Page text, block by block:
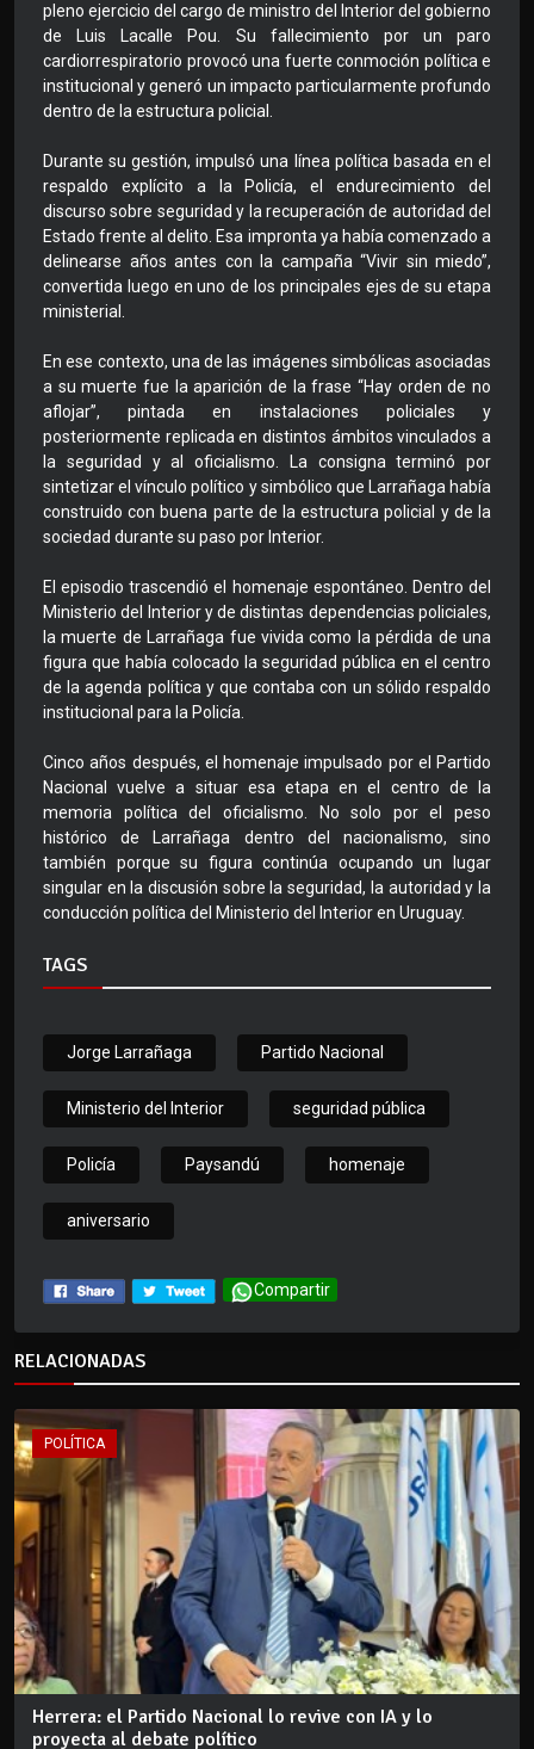
pleno ejercicio del cargo de ministro del Interior del gobierno
de Luis Lacalle Pou. Su fallecimiento por un paro
cardiorrespiratorio provocó una fuerte conmoción política e
institucional y generó un impacto particularmente profundo
dentro de la estructura policial.
Durante su gestión, impulsó una línea política basada en el
respaldo explícito a la Policía, el endurecimiento del
discurso sobre seguridad y la recuperación de autoridad del
Estado frente al delito. Esa impronta ya había comenzado a
delinearse años antes con la campaña “Vivir sin miedo”,
convertida luego en uno de los principales ejes de su etapa
ministerial.
En ese contexto, una de las imágenes simbólicas asociadas
a su muerte fue la aparición de la frase “Hay orden de no
aflojar”, pintada en instalaciones policiales y
posteriormente replicada en distintos ámbitos vinculados a
la seguridad y al oficialismo. La consigna terminó por
sintetizar el vínculo político y simbólico que Larrañaga había
construido con buena parte de la estructura policial y de la
sociedad durante su paso por Interior.
El episodio trascendió el homenaje espontáneo. Dentro del
Ministerio del Interior y de distintas dependencias policiales,
la muerte de Larrañaga fue vivida como la pérdida de una
figura que había colocado la seguridad pública en el centro
de la agenda política y que contaba con un sólido respaldo
institucional para la Policía.
Cinco años después, el homenaje impulsado por el Partido
Nacional vuelve a situar esa etapa en el centro de la
memoria política del oficialismo. No solo por el peso
histórico de Larrañaga dentro del nacionalismo, sino
también porque su figura continúa ocupando un lugar
singular en la discusión sobre la seguridad, la autoridad y la
conducción política del Ministerio del Interior en Uruguay.
TAGS
Jorge Larrañaga Partido Nacional
Ministerio del Interior seguridad pública
Policía Paysandú homenaje
aniversario
Compartir
RELACIONADAS
POLÍTICA
Herrera: el Partido Nacional lo revive con IA y lo
proyecta al debate político